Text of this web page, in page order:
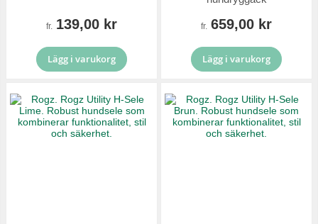
fr. 139,00 kr
Lägg i varukorg
fr. 659,00 kr
Lägg i varukorg